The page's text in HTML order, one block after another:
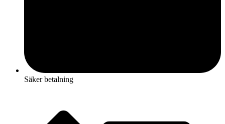
Säker betalning